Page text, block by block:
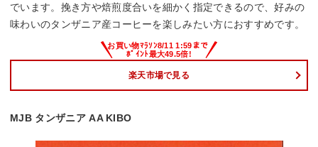
でいます。挽き方や焙煎度合いを細かく指定できるので、好みの
味わいのタンザニア産コーヒーを楽しみたい方におすすめです。
楽天市場で見る
MJB タンザニア AA KIBO